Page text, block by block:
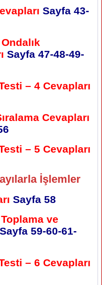
Sayfa 43-
Sayfa 47-48-49-
– 4 Cevapları
Cevapları
– 5 Cevapları
İşlemler
Sayfa 58
ve
Sayfa 59-60-61-
– 6 Cevapları